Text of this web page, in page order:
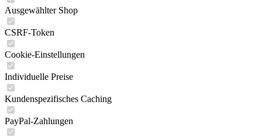
Ausgewählter Shop
CSRF-Token
Cookie-Einstellungen
Individuelle Preise
Kundenspezifisches Caching
PayPal-Zahlungen